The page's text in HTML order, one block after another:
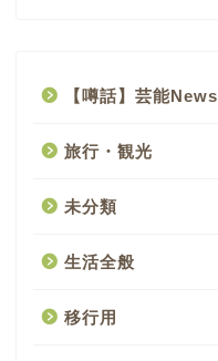
【噂話】芸能News
旅行・観光
未分類
生活全般
移行用